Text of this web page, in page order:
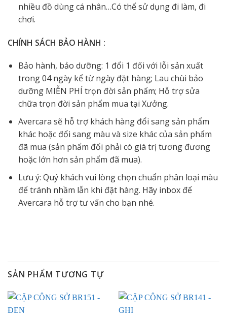
nhiều đồ dùng cá nhân…Có thể sử dụng đi làm, đi
chơi.
CHÍNH SÁCH BẢO HÀNH :
Bảo hành, bảo dưỡng: 1 đổi 1 đối với lỗi sản xuất
trong 04 ngày kể từ ngày đặt hàng; Lau chùi bảo
dưỡng MIỄN PHÍ trọn đời sản phẩm; Hỗ trợ sửa
chữa trọn đời sản phẩm mua tại Xưởng.
Avercara sẽ hỗ trợ khách hàng đổi sang sản phẩm
khác hoặc đổi sang màu và size khác của sản phẩm
đã mua (sản phẩm đổi phải có giá trị tương đương
hoặc lớn hơn sản phẩm đã mua).
Lưu ý: Quý khách vui lòng chọn chuẩn phân loại màu
để tránh nhầm lẫn khi đặt hàng. Hãy inbox để
Avercara hỗ trợ tư vấn cho bạn nhé.
SẢN PHẨM TƯƠNG TỰ